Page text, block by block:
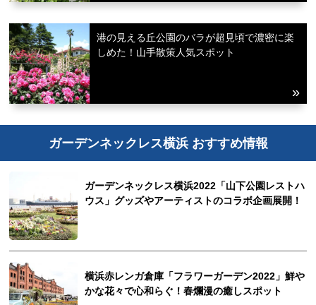
港の見える丘公園のバラが超見頃で濃密に楽
しめた！山手散策人気スポット
ガーデンネックレス横浜 おすすめ情報
ガーデンネックレス横浜2022「山下公園レストハ
ウス」グッズやアーティストのコラボ企画展開！
横浜赤レンガ倉庫「フラワーガーデン2022」鮮や
かな花々で心和らぐ！春爛漫の癒しスポット